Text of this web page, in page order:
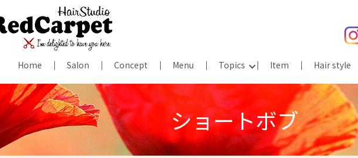
Home Salon Concept Menu Topics Item Hair style
ショートボブ